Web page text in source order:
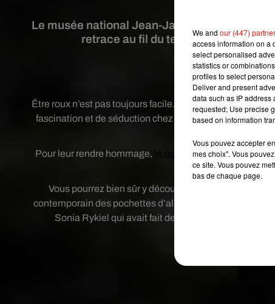
Publié : 1er février
Le musée national Jean-Jacques Henner
retrace au fil du temps la présence
Crédit
Être roux n’est pas toujours facile. Source de moquerie
fascination et de séduction chez la gente féminine ; il
Pour leur rendre hommage,
le musée national Jean-
visible
Vous pourrez bien sûr y découvrir des œuvres du
contemporain des pochettes d’album de David Bowie
Sonia Rykiel qui avait fait de sa chevelure rousse,
We and our (447)
access information on a
select personalised
statistics or
profiles to select
Deliver and present
data such as IP
requested; Use precise
based on information
Vous pouvez accepter
mes choix". Vous
ce site. Vous pouvez
bas de chaque page.